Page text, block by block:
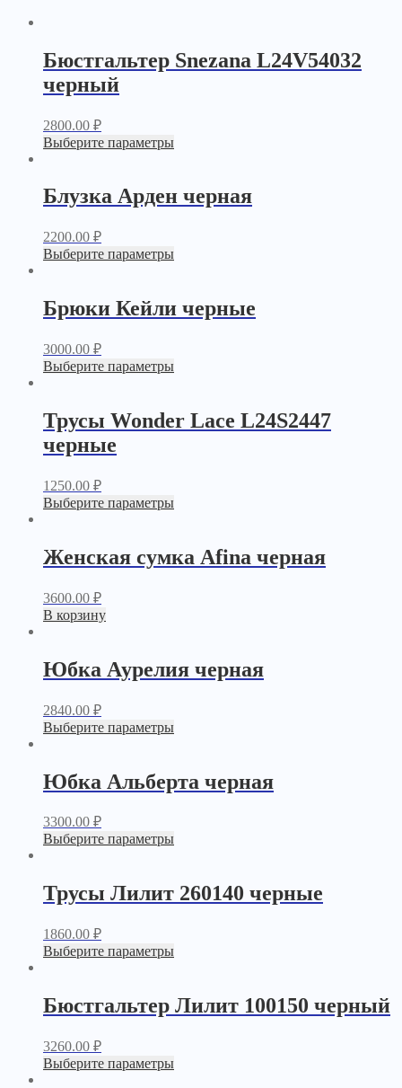
Бюстгальтер Snezana L24V54032
черный
2800.00 ₽
Выберите параметры
Блузка Арден черная
2200.00 ₽
Выберите параметры
Брюки Кейли черные
3000.00 ₽
Выберите параметры
Трусы Wonder Lace L24S2447
черные
1250.00 ₽
Выберите параметры
Женская сумка Afina черная
3600.00 ₽
В корзину
Юбка Аурелия черная
2840.00 ₽
Выберите параметры
Юбка Альберта черная
3300.00 ₽
Выберите параметры
Трусы Лилит 260140 черные
1860.00 ₽
Выберите параметры
Бюстгальтер Лилит 100150 черный
3260.00 ₽
Выберите параметры